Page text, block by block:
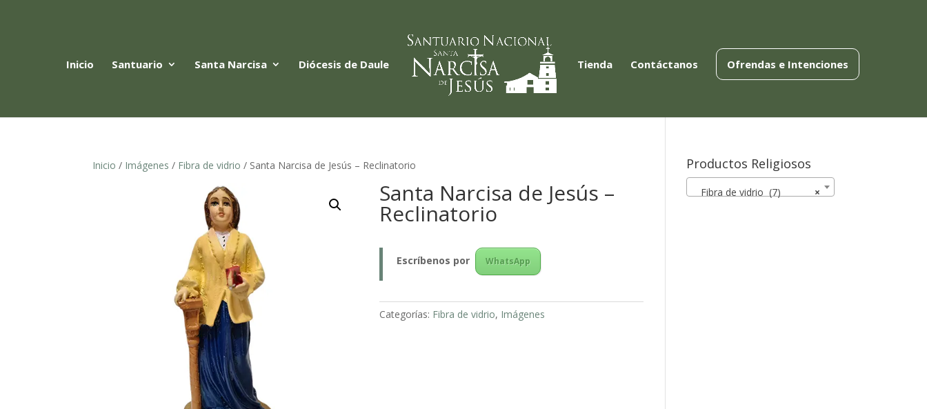
Inicio Santuario Santa Narcisa Diócesis de Daule Tienda Contáctanos Ofrendas e Intenciones
Inicio / Imágenes / Fibra de vidrio / Santa Narcisa de Jesús – Reclinatorio
Santa Narcisa de Jesús –
Reclinatorio
Escríbenos por WhatsApp
Categorías: Fibra de vidrio, Imágenes
Productos Religiosos
×
Fibra de vidrio (7)